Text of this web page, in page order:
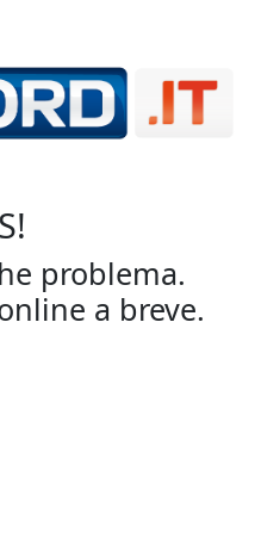
problema.
a breve.